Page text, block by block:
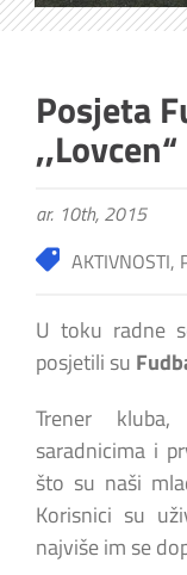
Posjeta
,,Lovcen“
ar. 10th, 2015
AKTIVNOSTI,
U toku radne
posjetili su
Trener kluba,
saradnicima i
što su naši
Korisnici su
najviše im se